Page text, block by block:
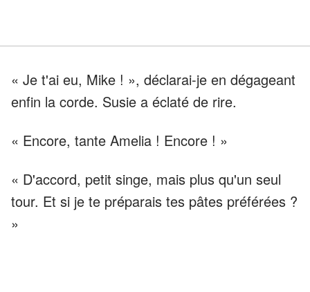
« Je t'ai eu, Mike ! », déclarai-je en dégageant
enfin la corde. Susie a éclaté de rire.
« Encore, tante Amelia ! Encore ! »
« D'accord, petit singe, mais plus qu'un seul
tour. Et si je te préparais tes pâtes préférées ?
»